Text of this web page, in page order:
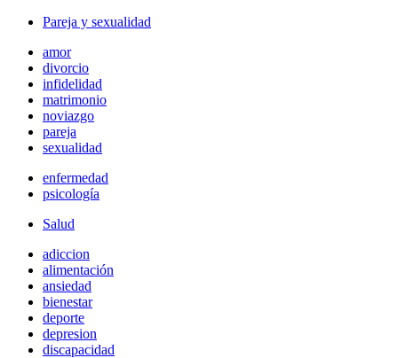
Pareja y sexualidad
amor
divorcio
infidelidad
matrimonio
noviazgo
pareja
sexualidad
enfermedad
psicología
Salud
adiccion
alimentación
ansiedad
bienestar
deporte
depresion
discapacidad